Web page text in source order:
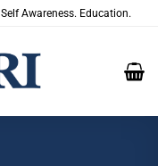
Awareness. Education.